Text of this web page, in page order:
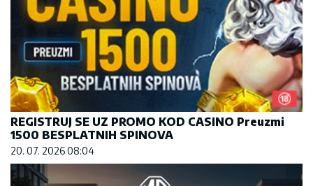
REGISTRUJ SE UZ PROMO KOD CASINO Preuzmi
1500 BESPLATNIH SPINOVA
20. 07. 2026 08:04